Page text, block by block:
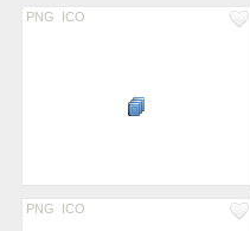
PNG ICO
PNG ICO